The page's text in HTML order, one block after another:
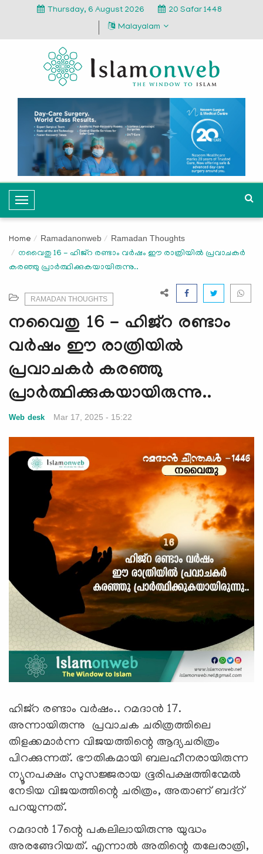
Thursday, 6 August 2026
20 Safar 1448
Malayalam
T
o
g
l
e
v
i
g
t
o
n
Home Ramadanonweb Ramadan Thoughts
നവൈതു 16 - ഹിജ്റ രണ്ടാം വര്‍ഷം ഈ രാത്രിയില്‍ പ്രവാചകര്‍
കരഞ്ഞു പ്രാര്‍ത്ഥിക്കുകയായിരുന്നു..
RAMADAN THOUGHTS
നവൈതു 16 - ഹിജ്റ രണ്ടാം
വര്‍ഷം ഈ രാത്രിയില്‍
പ്രവാചകര്‍ കരഞ്ഞു
പ്രാര്‍ത്ഥിക്കുകയായിരുന്നു..
Web desk Mar 17, 2025 - 15:22
ഹിജ്റ രണ്ടാം വര്‍ഷം.. റമദാന്‍ 17.
അന്നായിരുന്നു പ്രവാചക ചരിത്രത്തിലെ
തിളക്കമാര്‍ന്ന വിജയത്തിന്റെ ആദ്യചരിത്രം
പിറക്കുന്നത്. ഭൗതികമായി ബലഹീനരായിരുന്ന
ന്യൂനപക്ഷം സുസജ്ജരായ ഭൂരിപക്ഷത്തിന്മേല്‍
നേടിയ വിജയത്തിന്റെ ചരിത്രം, അതാണ് ബദ്റ്
പറയുന്നത്.
റമദാന്‍ 17ന്റെ പകലിലായിരുന്നു യുദ്ധം
അരങ്ങേറിയത്. എന്നാല്‍ അതിന്റെ തലേരാത്രി,